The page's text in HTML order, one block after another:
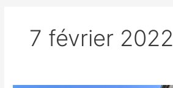
7 février 2022